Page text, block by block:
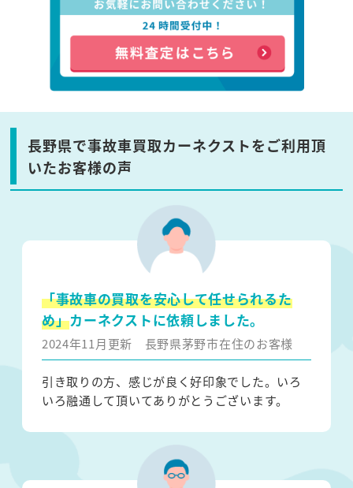
長野県で事故車買取カーネクストをご利用頂
いたお客様の声
「事故車の買取を安心して任せられるた
め」カーネクストに依頼しました。
2024年11月更新 長野県茅野市在住のお客様
引き取りの方、感じが良く好印象でした。いろ
いろ融通して頂いてありがとうございます。